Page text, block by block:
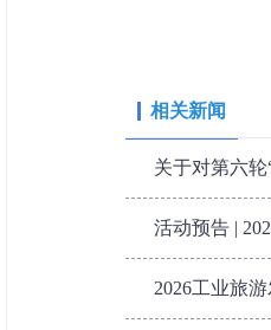
相关新闻
关于对第六
活动预告 |
2026工业旅